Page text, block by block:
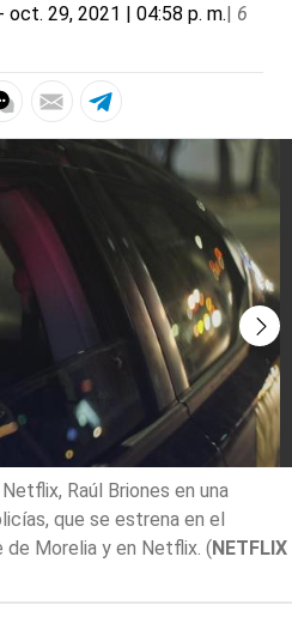
- oct. 29, 2021 | 04:58 p. m.| 6
Raúl Briones en una
que se estrena en el
de Morelia y en Netflix. ( NETFLIX